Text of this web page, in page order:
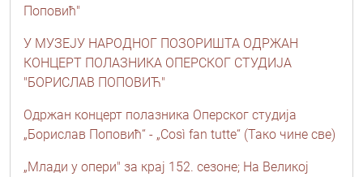
Поповић"
У МУЗЕЈУ НАРОДНОГ ПОЗОРИШТА ОДРЖАН
КОНЦЕРТ ПОЛАЗНИКА ОПЕРСКОГ СТУДИЈА
"БОРИСЛАВ ПОПОВИЋ"
Одржан концерт полазника Оперског студија
„Борислав Поповић“ - „Così fan tutte“ (Тако чине све)
„Млади у опери" за крај 152. сезоне; На Великој